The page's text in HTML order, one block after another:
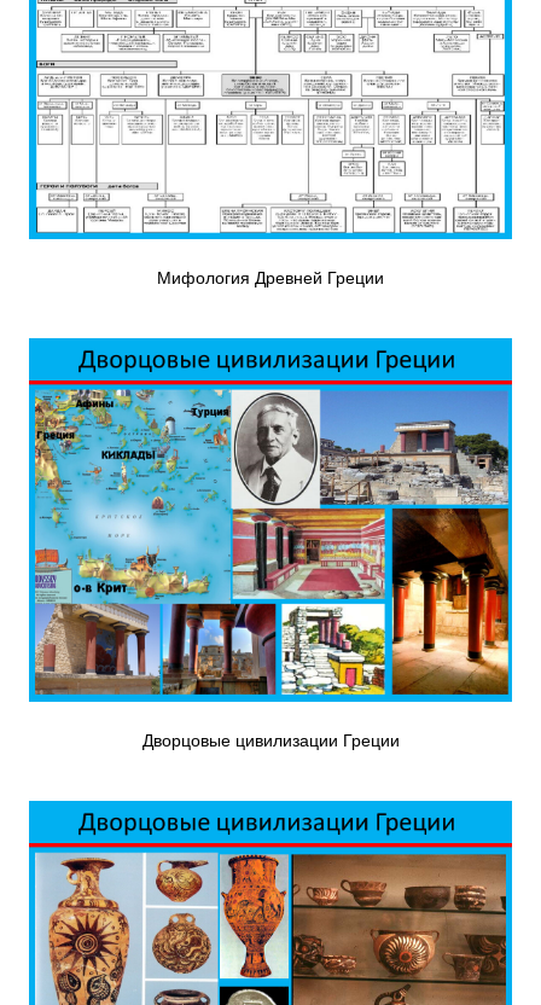
Мифология Древней Греции
Дворцовые цивилизации Греции